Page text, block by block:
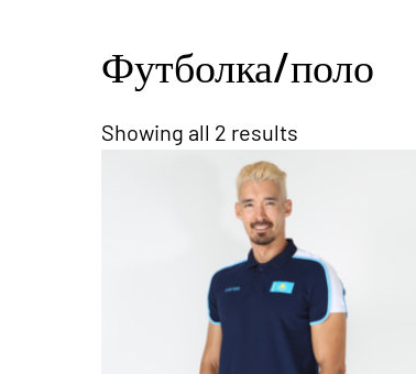
Футболка/поло
Showing all 2 results